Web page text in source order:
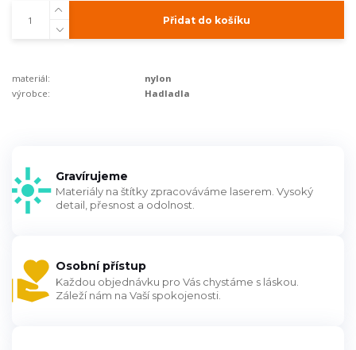
Přidat do košíku
materiál:
nylon
výrobce:
Hadladla
Gravírujeme
Materiály na štítky zpracováváme laserem. Vysoký
detail, přesnost a odolnost.
Osobní přístup
Každou objednávku pro Vás chystáme s láskou.
Záleží nám na Vaší spokojenosti.